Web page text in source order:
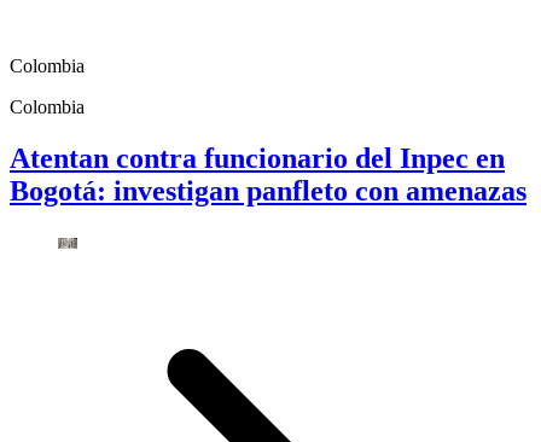
Colombia
Colombia
Atentan contra funcionario del Inpec en
Bogotá: investigan panfleto con amenazas